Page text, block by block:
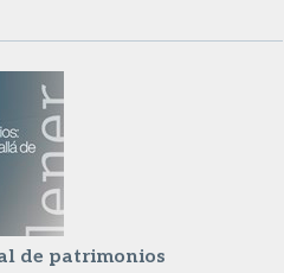
de patrimonios